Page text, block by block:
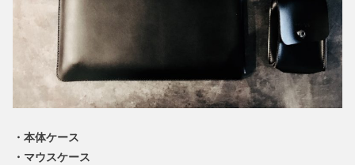
・本体ケース
・マウスケース